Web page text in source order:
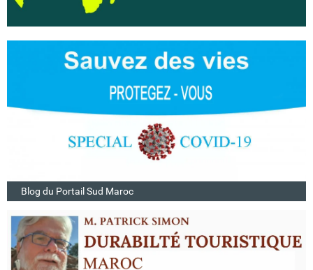
Blog du Portail Sud Maroc